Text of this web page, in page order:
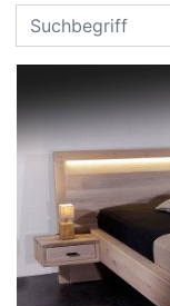
PREMIUM
Schnell
lieferbar
SALE
Polsterplaner